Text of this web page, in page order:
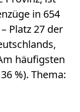
in 654
Platz 27 der
häufigsten
%). Thema: